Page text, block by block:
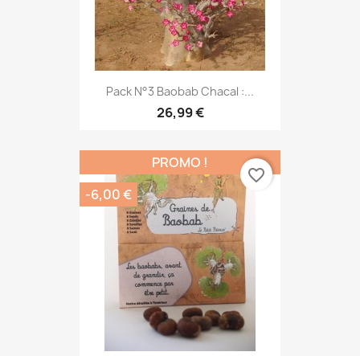
Pack N°3 Baobab Chacal :...
26,99 €
PROMO !
-6,00 €
favorite_border